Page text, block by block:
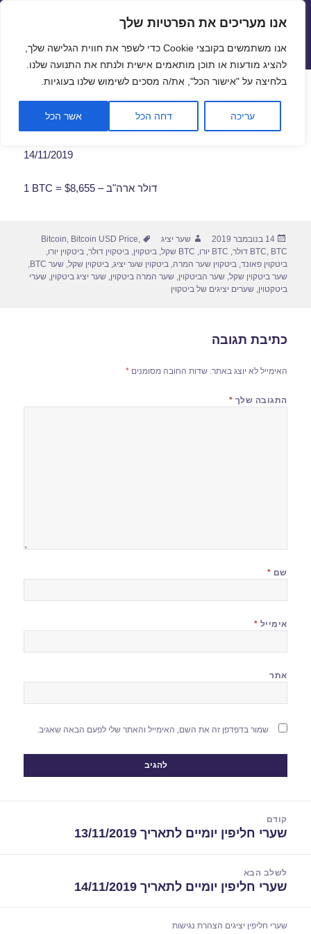
פתח
אנו מעריכים את הפרטיות שלך
אנו משתמשים בקובצי Cookie כדי לשפר את חווית הגלישה שלך,
להציג מודעות או תוכן מותאמים אישית ולנתח את התנועה שלנו.
בלחיצה על "אישור הכל", את/ה מסכים לשימוש שלנו בעוגיות.
עריכה דחה הכל אשר הכל
שערי חליפין יציגים – שער יציג
תפריטים
ווידג'טים
שער ביטקוין לתאריך 14/11/2019
14/11/2019
1 BTC = $8,655 – דולר ארה"ב
פורסם
בתאריך
14 בנובמבר 2019 מחבר
שער יציג תגיות Bitcoin, Bitcoin USD Price,
BTC, BTC דולר , BTC יורו , BTC שקל ,ביטקוין,ביטקוין דולר,ביטקוין יורו,
ביטקוין פאונד,ביטקוין שער המרה,ביטקוין שער יציג,ביטקוין שקל,שער BTC
,
שער ביטקוין שקל,שער הביטקוין,שער המרה ביטקוין,שער יציג ביטקוין,שערי
ביטקטוין,שערים יציגים של ביטקוין
כתיבת תגובה
האימייל לא יוצג באתר. שדות החובה מסומנים*
התגובה שלך *
שם *
אימייל *
אתר
שמור בדפדפן זה את השם, האימייל והאתר שלי לפעם הבאה שאגיב.
קודם
הפוסט
שערי חליפין יומיים לתאריך 13/11/2019
לשלב הבא
הפוסט
שערי חליפין יומיים לתאריך 14/11/2019
שערי חליפין יציגים הצהרת נגישות